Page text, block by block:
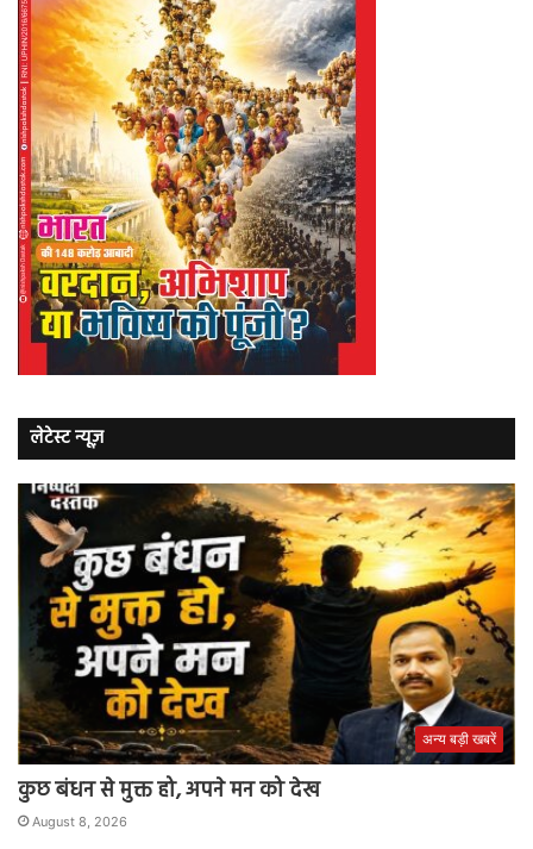
लेटेस्ट न्यूज़
अन्य बड़ी खबरें
कुछ बंधन से मुक्त हो, अपने मन को देख
August 8, 2026